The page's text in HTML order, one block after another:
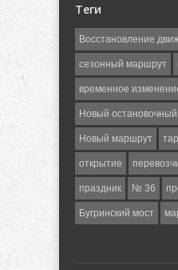
Теги
Восстановление
сезонный маршрут
временное
Новый остановочный
Новый маршрут
открытие
праздник № 36
Бугринский мост